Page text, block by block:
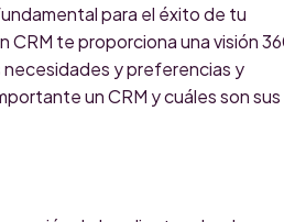
para el éxito de tu
CRM te proporciona una visión
y preferencias y
un CRM y cuáles son sus